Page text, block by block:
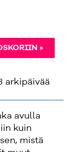
»
arkipäivää
avulla
kuin
mistä